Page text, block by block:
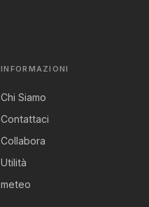
INFORMAZIONI
Chi Siamo
Contattaci
Collabora
Utilità
meteo